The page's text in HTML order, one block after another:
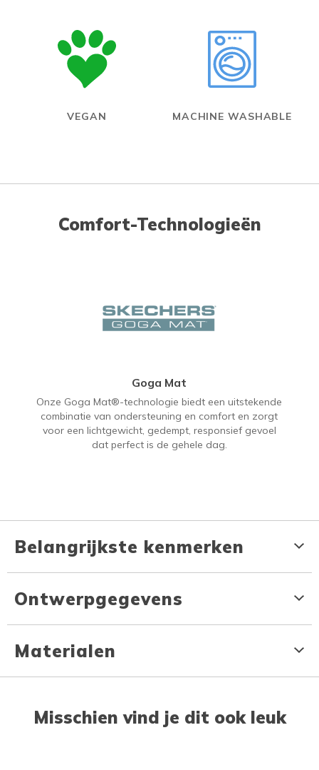
VEGAN MACHINE WASHABLE
Comfort-Technologieën
Goga Mat
Onze Goga Mat®-technologie biedt een uitstekende
combinatie van ondersteuning en comfort en zorgt
voor een lichtgewicht, gedempt, responsief gevoel
dat perfect is de gehele dag.
Belangrijkste kenmerken
Ontwerpgegevens
Materialen
Misschien vind je dit ook leuk